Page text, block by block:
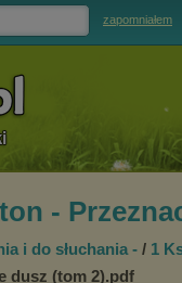
zapomniałem
-
i do słuchania - / 1
dusz (tom 2).pdf